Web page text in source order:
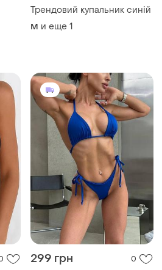
Трендовий купальник синій
M и еще 1
299 грн 0